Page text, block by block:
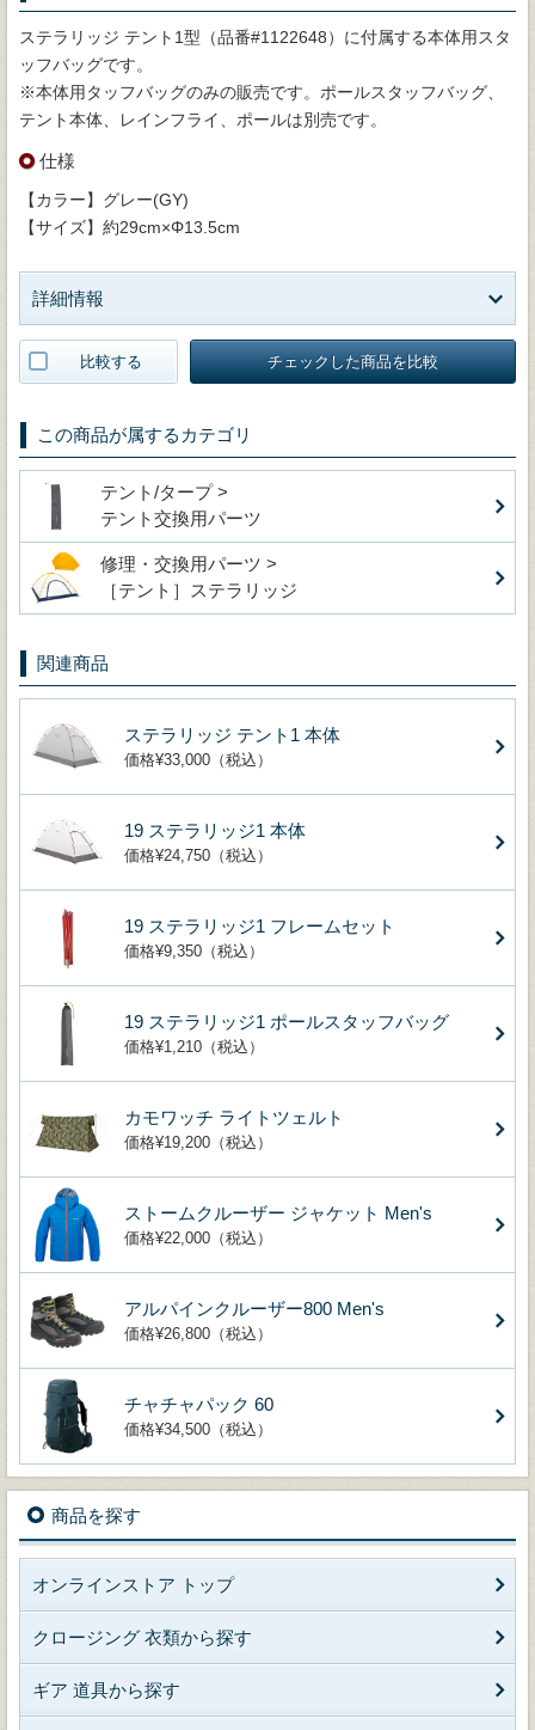
ステラリッジ テント1型（品番#1122648）に付属する本体用スタ
ッフバッグです。
※本体用タッフバッグのみの販売です。ポールスタッフバッグ、
テント本体、レインフライ、ポールは別売です。
仕様
【カラー】グレー(GY)
【サイズ】約29cm×Φ13.5cm
詳細情報
比較する チェックした商品を比較
この商品が属するカテゴリ
テント/タープ >
テント交換用パーツ
修理・交換用パーツ >
［テント］ステラリッジ
関連商品
ステラリッジ テント1 本体
価格¥33,000（税込）
19 ステラリッジ1 本体
価格¥24,750（税込）
19 ステラリッジ1 フレームセット
価格¥9,350（税込）
19 ステラリッジ1 ポールスタッフバッグ
価格¥1,210（税込）
カモワッチ ライトツェルト
価格¥19,200（税込）
ストームクルーザー ジャケット Men's
価格¥22,000（税込）
アルパインクルーザー800 Men's
価格¥26,800（税込）
チャチャパック 60
価格¥34,500（税込）
商品を探す
オンラインストア トップ
クロージング 衣類から探す
ギア 道具から探す